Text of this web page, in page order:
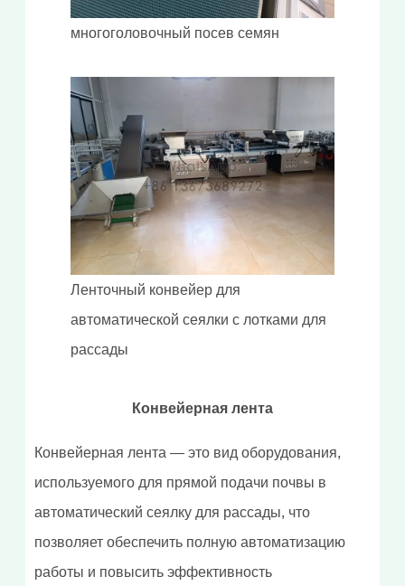
многоголовочный посев семян
Ленточный конвейер для
автоматической сеялки с лотками для
рассады
Конвейерная лента
Конвейерная лента — это вид оборудования,
используемого для прямой подачи почвы в
автоматический сеялку для рассады, что
позволяет обеспечить полную автоматизацию
работы и повысить эффективность